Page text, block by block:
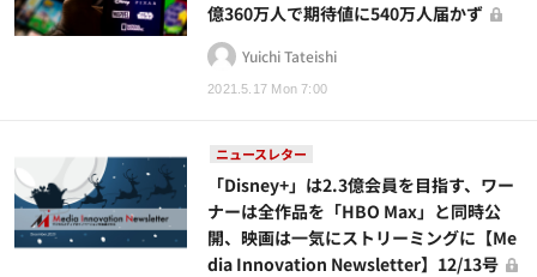
2021.5.17 Mon 7:00
億360万人で期待値に540万人届かず
Yuichi Tateishi
ニュースレター
「Disney+」は2.3億会員を目指す、ワー
ナーは全作品を「HBO Max」と同時公
開、映画は一気にストリーミングに【Me
dia Innovation Newsletter】12/13号